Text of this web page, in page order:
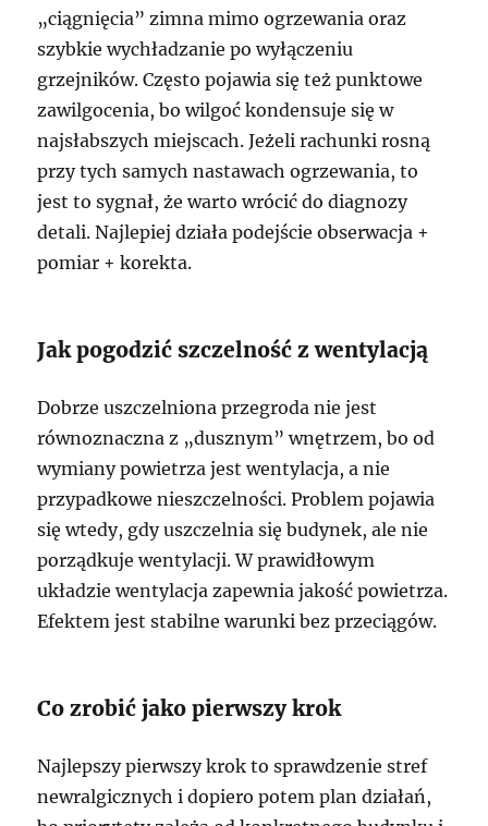
„ciągnięcia” zimna mimo ogrzewania oraz
szybkie wychładzanie po wyłączeniu
grzejników. Często pojawia się też punktowe
zawilgocenia, bo wilgoć kondensuje się w
najsłabszych miejscach. Jeżeli rachunki rosną
przy tych samych nastawach ogrzewania, to
jest to sygnał, że warto wrócić do diagnozy
detali. Najlepiej działa podejście obserwacja +
pomiar + korekta.
Jak pogodzić szczelność z wentylacją
Dobrze uszczelniona przegroda nie jest
równoznaczna z „dusznym” wnętrzem, bo od
wymiany powietrza jest wentylacja, a nie
przypadkowe nieszczelności. Problem pojawia
się wtedy, gdy uszczelnia się budynek, ale nie
porządkuje wentylacji. W prawidłowym
układzie wentylacja zapewnia jakość powietrza.
Efektem jest stabilne warunki bez przeciągów.
Co zrobić jako pierwszy krok
Najlepszy pierwszy krok to sprawdzenie stref
newralgicznych i dopiero potem plan działań,